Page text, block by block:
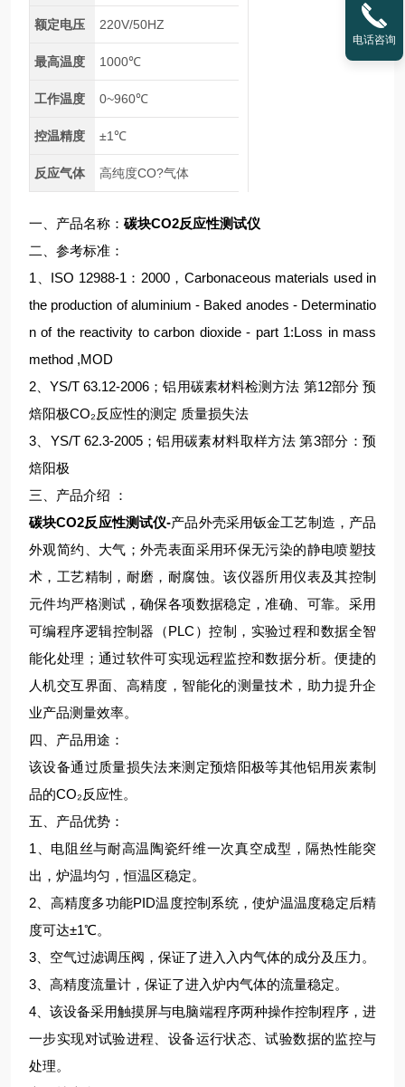
额定电压 220V/50HZ
最高温度 1000℃
工作温度 0~960℃
控温精度 ±1℃
反应气体 高纯度CO?气体
一、产品名称： 碳块CO2反应性测试仪
二、参考标准：
1、ISO 12988-1：2000，Carbonaceous materials used in
the production of aluminium - Baked anodes - Determinatio
n of the reactivity to carbon dioxide - part 1:Loss in mass
method ,MOD
2、YS/T 63.12-2006；铝用碳素材料检测方法 第12部分 预
焙阳极CO₂反应性的测定 质量损失法
3、YS/T 62.3-2005；铝用碳素材料取样方法 第3部分：预
焙阳极
三、产品介绍 ：
碳块CO2反应性测试仪-产品外壳采用钣金工艺制造，产品
外观简约、大气；外壳表面采用环保无污染的静电喷塑技
术，工艺精制，耐磨，耐腐蚀。该仪器所用仪表及其控制
元件均严格测试，确保各项数据稳定，准确、可靠。采用
可编程序逻辑控制器（PLC）控制，实验过程和数据全智
能化处理；通过软件可实现远程监控和数据分析。便捷的
人机交互界面、高精度，智能化的测量技术，助力提升企
业产品测量效率。
四、产品用途：
该设备通过质量损失法来测定预焙阳极等其他铝用炭素制
品的CO₂反应性。
五、产品优势：
1、电阻丝与耐高温陶瓷纤维一次真空成型，隔热性能突
出，炉温均匀，恒温区稳定。
2、高精度多功能PID温度控制系统，使炉温温度稳定后精
度可达±1℃。
3、空气过滤调压阀，保证了进入入内气体的成分及压力。
3、高精度流量计，保证了进入炉内气体的流量稳定。
4、该设备采用触摸屏与电脑端程序两种操作控制程序，进
一步实现对试验进程、设备运行状态、试验数据的监控与
处理。
电话咨询